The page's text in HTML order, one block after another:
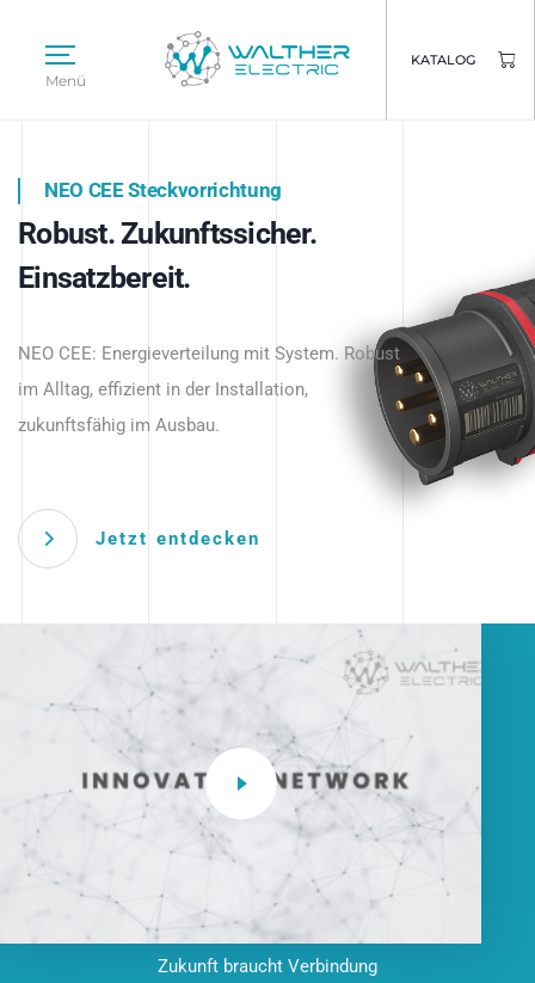
Menü
KATALOG
Intelligente Stromverteilung
beginnt hier.
NEO CEE Steckvorrichtung
Robust. Zukunftssicher.
Einsatzbereit.
NEO CEE: Energieverteilung mit System. Robust
im Alltag, effizient in der Installation,
zukunftsfähig im Ausbau.
Jetzt entdecken
Intelligenz trifft Energie.
Anwendungen – robust, IP-geschützt und
zukunftsfähig.
Zukunft braucht Verbindung